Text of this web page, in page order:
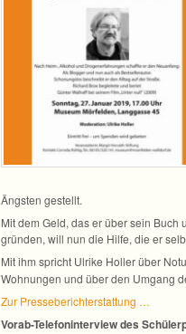
Ängs­ten gestellt.
Mit dem Geld, das er über sein
grün­den, will nun die Hilfe, die er
Mit ihm spricht Ulrike Hol­ler über
Woh­nun­gen und über den Umgang
Zur Pres­se­be­richt­er­stat­tung …
Vorab-Telefoninterview des